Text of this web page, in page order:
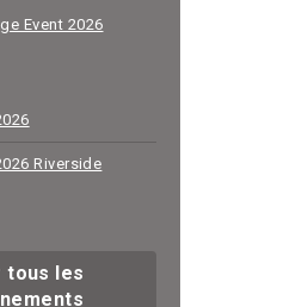
Event 2026
Riverside
tous les